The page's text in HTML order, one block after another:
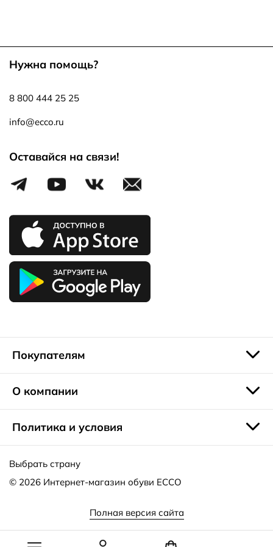
Нужна помощь?
8 800 444 25 25
info@ecco.ru
Оставайся на связи!
Покупателям
О компании
Политика и условия
Выбрать страну
© 2026 Интернет-магазин обуви ECCO
Полная версия сайта